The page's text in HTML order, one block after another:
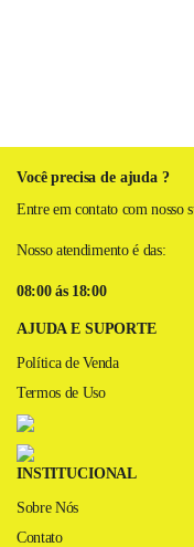
Você precisa de ajuda ?
Entre em contato com nosso
Nosso atendimento é das:
08:00 ás 18:00
AJUDA E SUPORTE
Política de Venda
Termos de Uso
INSTITUCIONAL
Sobre Nós
Contato